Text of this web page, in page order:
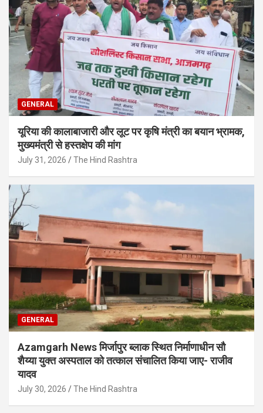
GENERAL
यूरिया की कालाबाजारी और लूट पर कृषि मंत्री का बयान भ्रामक,
मुख्यमंत्री से हस्तक्षेप की मांग
July 31, 2026 The Hind Rashtra
GENERAL
Azamgarh News मिर्जापुर ब्लाक स्थित निर्माणाधीन सौ
शैय्या युक्त अस्पताल को तत्काल संचालित किया जाए- राजीव
यादव
July 30, 2026 The Hind Rashtra